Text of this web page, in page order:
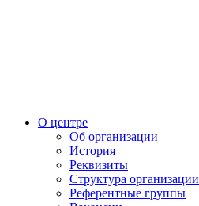
О центре
Об организации
История
Реквизиты
Структура организации
Референтные группы